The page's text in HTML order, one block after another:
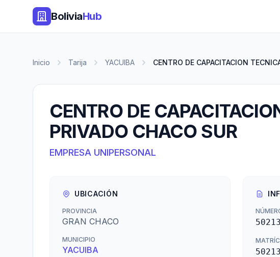
BoliviaHub
Inicio Tarija YACUIBA CENTRO DE CAPACITACION
CENTRO DE
PRIVADO CHACO SUR
EMPRESA UNIPERSONAL
UBICACIÓN
PROVINCIA
GRAN CHACO
MUNICIPIO
YACUIBA